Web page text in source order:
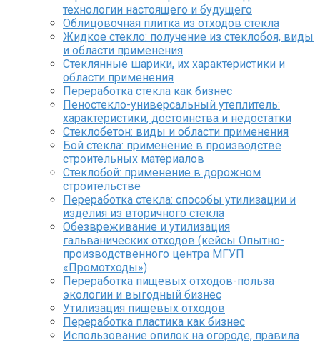
технологии настоящего и будущего
Облицовочная плитка из отходов стекла
Жидкое стекло: получение из стеклобоя, виды
и области применения
Стеклянные шарики, их характеристики и
области применения
Переработка стекла как бизнес
Пеностекло-универсальный утеплитель:
характеристики, достоинства и недостатки
Стеклобетон: виды и области применения
Бой стекла: применение в производстве
строительных материалов
Стеклобой: применение в дорожном
строительстве
Переработка стекла: способы утилизации и
изделия из вторичного стекла
Обезвреживание и утилизация
гальванических отходов (кейсы Опытно-
производственного центра МГУП
«Промотходы»)
Переработка пищевых отходов-польза
экологии и выгодный бизнес
Утилизация пищевых отходов
Переработка пластика как бизнес
Использование опилок на огороде, правила